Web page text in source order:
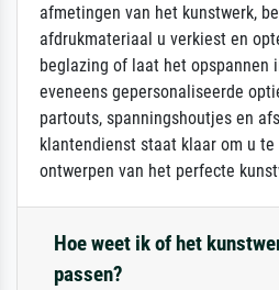
afmetingen van het kunstwerk,
afdrukmateriaal u verkiest en
beglazing of laat het opspannen
eveneens gepersonaliseerde
partouts, spanningshoutjes en
klantendienst staat klaar om u
ontwerpen van het perfecte
Hoe weet ik of het
passen?